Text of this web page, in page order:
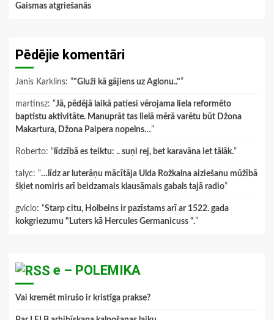
Gaismas atgriešanās
Pēdējie komentāri
Janis Karklins: “"Gluži kā gājiens uz Aglonu.."”
martinsz: “Jā, pēdējā laikā patiesi vērojama liela reformēto
baptistu aktivitāte. Manuprāt tas lielā mērā varētu būt Džona
Makartura, Džona Paipera nopelns…”
Roberto: “ līdzībā es teiktu: .. suņi rej, bet karavāna iet tālāk.”
talyc: “…līdz ar luterāņu mācītāja Ulda Rožkalna aiziešanu mūžībā
šķiet nomiris arī beidzamais klausāmais gabals tajā radio”
gviclo: “Starp citu, Holbeins ir pazīstams arī ar 1522. gada
kokgriezumu "Luters kā Hercules Germanicuss ".”
e – POLEMIKA
Vai kremēt mirušo ir kristīga prakse?